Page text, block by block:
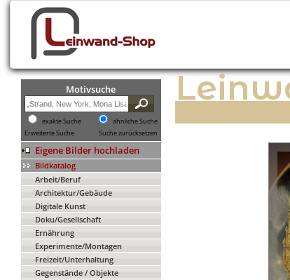
Motivsuche
exakte Suche
ähnliche Suche
Erweiterte Suche
Suche zurücksetzen
Eigene Bilder hochladen
Bildkatalog
Arbeit/Beruf
Architektur/Gebäude
Digitale Kunst
Doku/Gesellschaft
Ernährung
Experimente/Montagen
Freizeit/Unterhaltung
Gegenstände / Objekte